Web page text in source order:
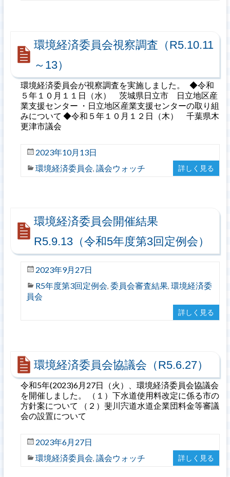
環境経済委員会視察調査（R5.10.11
～13）
環境経済委員会が視察調査を実施しました。 ◆令和
５年１０月１１日（水） 茨城県日立市 日立地区産
業支援センター ・日立地区産業支援センターの取り組
みについて ◆令和５年１０月１２日（木） 千葉県木
更津市議会
2023年10月13日
環境経済委員会, 議会ウォッチ 詳しく見る
環境経済委員会開催結果
R5.9.13（令和5年度第3回定例会）
2023年9月27日
R5年度第3回定例会, 委員会審査結果, 環境経済委
員会
詳しく見る
環境経済委員会協議会（R5.6.27）
令和5年(2023)6月27日（火）、環境経済委員会協議会
を開催しました。 （１）下水道使用料改定に係る市の
方針案について （２）斐川宍道水道企業団料金等審議
会の設置について
2023年6月27日
環境経済委員会, 議会ウォッチ 詳しく見る